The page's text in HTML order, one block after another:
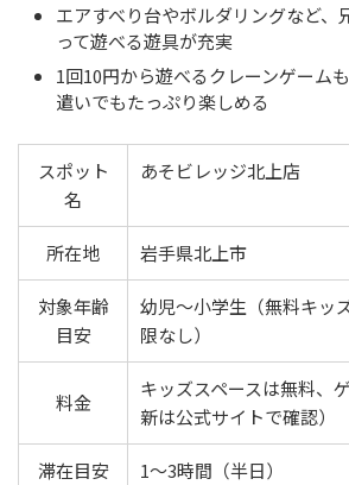
エアすべり台やボルダリングなど、
って遊べる遊具が充実
1回10円から遊べるクレーンゲーム
遣いでもたっぷり楽しめる
スポット
名
あそビレッジ北上店
所在地 岩手県北上市
対象年齢
目安
幼児〜小学生（無料キッ
限なし）
料金
キッズスペースは無料、
新は公式サイトで確認）
滞在目安 1〜3時間（半日）